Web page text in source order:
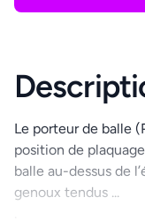
Le porteur de balle
position de
balle au-dessus de
genoux tendus ...